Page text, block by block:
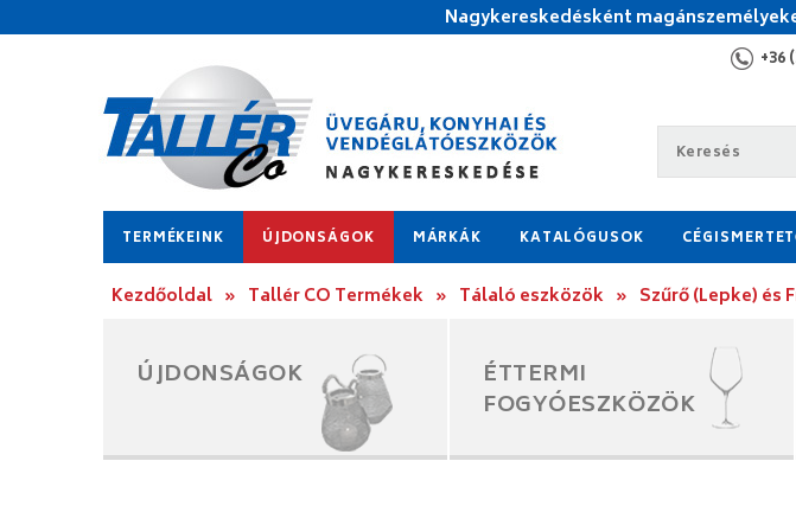
Nagykereskedésként
+36
TERMÉKEINK ÚJDONSÁGOK MÁRKÁK KATALÓGUSOK
Kezdőoldal » Tallér CO Termékek » Tálaló eszközök » Szűrő (Lepke) és
ÚJDONSÁGOK
ÉTTERMI
FOGYÓESZKÖZÖK